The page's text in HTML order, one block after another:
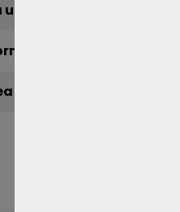
(IP)
100%
culorii